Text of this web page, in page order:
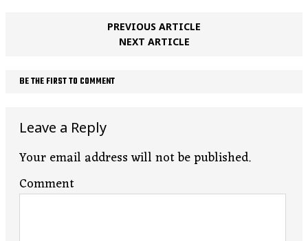
PREVIOUS ARTICLE
NEXT ARTICLE
BE THE FIRST TO COMMENT
Leave a Reply
Your email address will not be published.
Comment